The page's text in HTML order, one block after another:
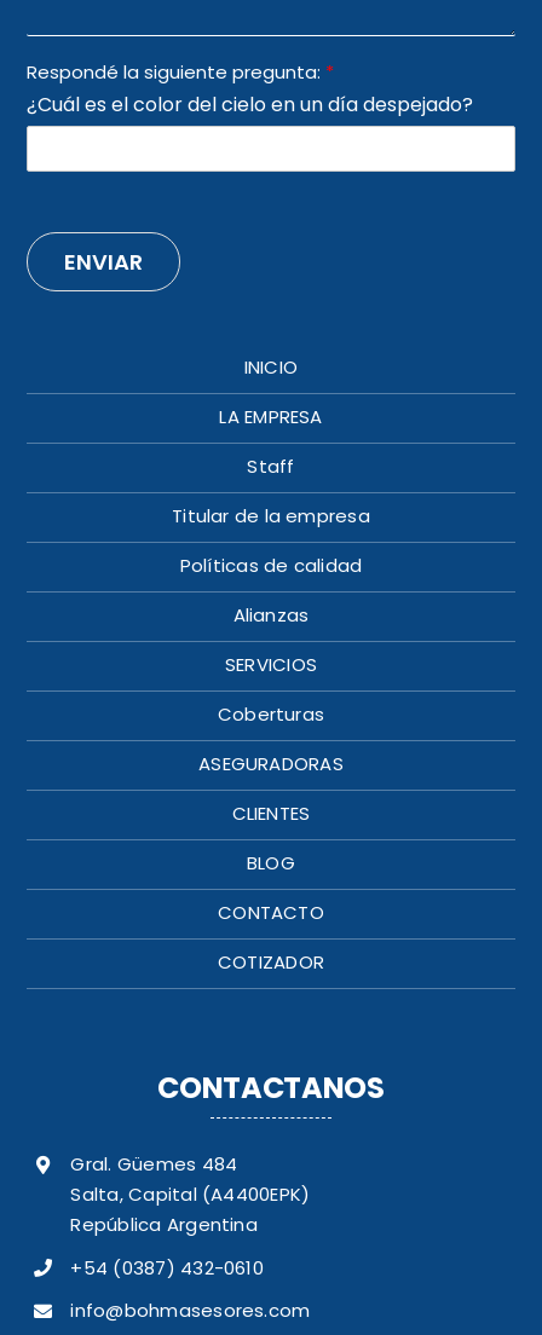
Respondé la siguiente pregunta: *
¿Cuál es el color del cielo en un día despejado?
ENVIAR
INICIO
LA EMPRESA
Staff
Titular de la empresa
Políticas de calidad
Alianzas
SERVICIOS
Coberturas
ASEGURADORAS
CLIENTES
BLOG
CONTACTO
COTIZADOR
CONTACTANOS
Gral. Güemes 484
Salta, Capital (A4400EPK)
República Argentina
+54 (0387) 432-0610
info@bohmasesores.com